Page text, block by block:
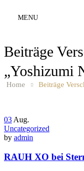
MENU
Beiträge
„Yoshizumi
Home
Beiträge
03 Aug.
Uncategorized
by admin
RAUH XO bei